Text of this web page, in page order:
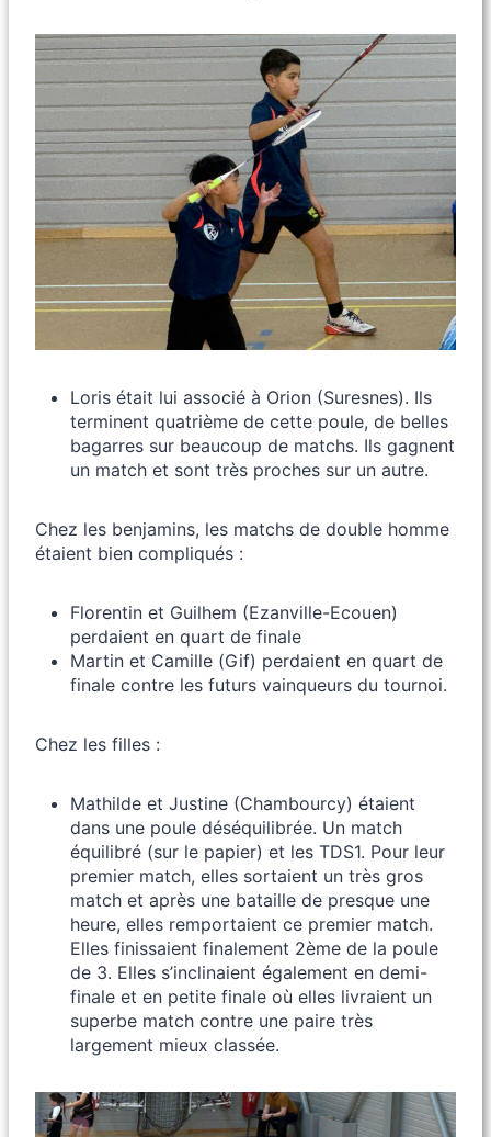
Loris était lui associé à Orion (Suresnes). Ils
terminent quatrième de cette poule, de belles
bagarres sur beaucoup de matchs. Ils gagnent
un match et sont très proches sur un autre.
Chez les benjamins, les matchs de double homme
étaient bien compliqués :
Florentin et Guilhem (Ezanville-Ecouen)
perdaient en quart de finale
Martin et Camille (Gif) perdaient en quart de
finale contre les futurs vainqueurs du tournoi.
Chez les filles :
Mathilde et Justine (Chambourcy) étaient
dans une poule déséquilibrée. Un match
équilibré (sur le papier) et les TDS1. Pour leur
premier match, elles sortaient un très gros
match et après une bataille de presque une
heure, elles remportaient ce premier match.
Elles finissaient finalement 2ème de la poule
de 3. Elles s’inclinaient également en demi-
finale et en petite finale où elles livraient un
superbe match contre une paire très
largement mieux classée.